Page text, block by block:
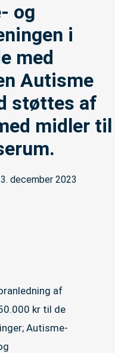
og
i
med
Autisme
støttes af
midler til
december 2023
af
kr til de
Autisme-